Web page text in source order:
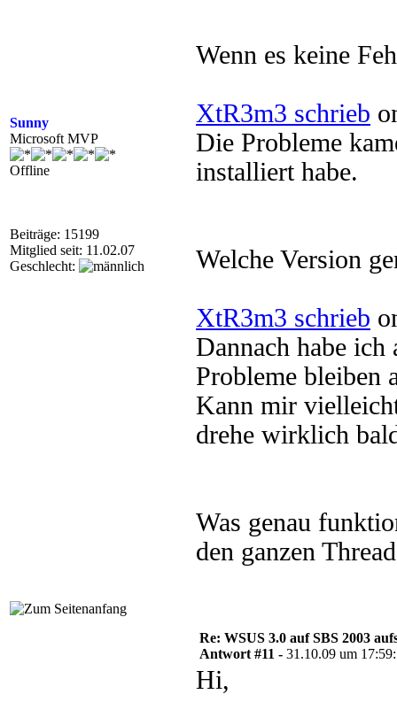
Sunny
Microsoft MVP
Offline
Beiträge: 15199
Mitglied seit: 11.02.07
Geschlecht:
Wenn es keine
XtR3m3 schrieb
Die Probleme
installiert habe.
Welche Version
XtR3m3 schrieb
Dannach habe
Probleme bleiben
Kann mir
drehe wirklich
Was genau
den ganzen
Re: WSUS 3.0 auf SBS 2003
Antwort #11 - 31.10.09 um
Hi,